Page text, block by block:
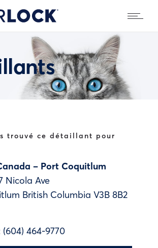
trouvé ce détaillant pour
– Port Coquitlum
Nicola Ave
British Columbia V3B 8B2
(604) 464-9770